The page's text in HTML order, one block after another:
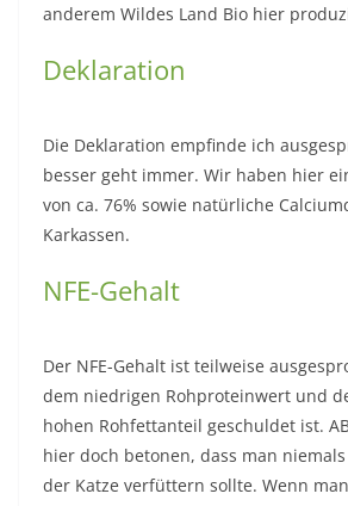
anderem Wildes Land Bio hier
Deklaration
Die Deklaration empfinde ich
besser geht immer. Wir haben hier
von ca. 76% sowie natürliche
Karkassen.
NFE-Gehalt
Der NFE-Gehalt ist teilweise
dem niedrigen Rohproteinwert und
hohen Rohfettanteil geschuldet ist.
hier doch betonen, dass man
der Katze verfüttern sollte. Wenn